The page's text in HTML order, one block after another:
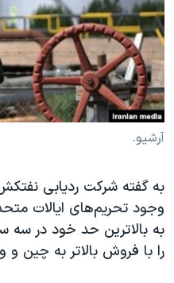
فرهنگ و زندگی
حقوق شهروندی
اقتصادی
علم و فناوری
آرشیو پخش زنده
مستندها
انتخابات ریاست جمهوری آمریکا
حمله جمهوری اسلامی به
رمز مهسا
مجموعه مستندهای دادخواهی
تریبونال مردمی آبان ۹۸
دادگاه حمید نوری
دنبال کنید
زبانهای مختلف
آرشیو.
به گفته شرکت‌ ردیابی
را با فروش بالاتر به چین و